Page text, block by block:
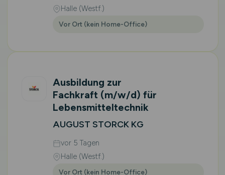
Halle (Westf.)
Vor Ort (kein Home-Office)
Ausbildung zur
Fachkraft (m/w/d) für
Lebensmitteltechnik
AUGUST STORCK KG
vor 5 Tagen
Halle (Westf.)
Vor Ort (kein Home-Office)